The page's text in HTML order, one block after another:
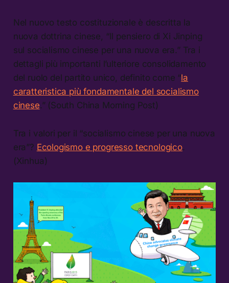
Nel nuovo testo costituzionale è descritta la
nuova dottrina cinese, “Il pensiero di Xi Jinping
sul socialismo cinese per una nuova era.” Tra i
dettagli più importanti l’ulteriore consolidamento
del ruolo del partito unico, definito come “la
caratteristica più fondamentale del socialismo
cinese.” (South China Morning Post)
Tra i valori per il “socialismo cinese per una nuova
era”? Ecologismo e progresso tecnologico.
(Xinhua)